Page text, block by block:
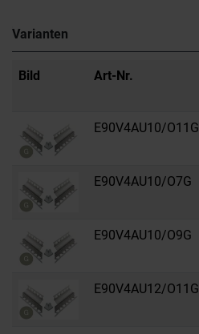
Varianten
Bild Art-Nr.
E90V4AU10/O11G
E90V4AU10/O7G
E90V4AU10/O9G
E90V4AU12/O11G